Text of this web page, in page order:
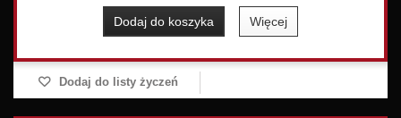
Dodaj do koszyka Więcej
Dodaj do listy życzeń